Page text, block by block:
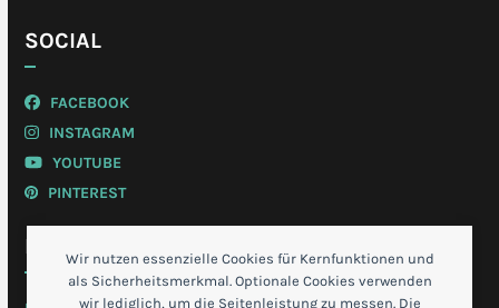
Wir nutzen essenzielle Cookies für Kernfunktionen und
als Sicherheitsmerkmal. Optionale Cookies verwenden
wir lediglich, um die Seitenleistung zu messen. Die
SOCIAL
FACEBOOK
INSTAGRAM
YOUTUBE
PINTEREST
MEIN KONTO